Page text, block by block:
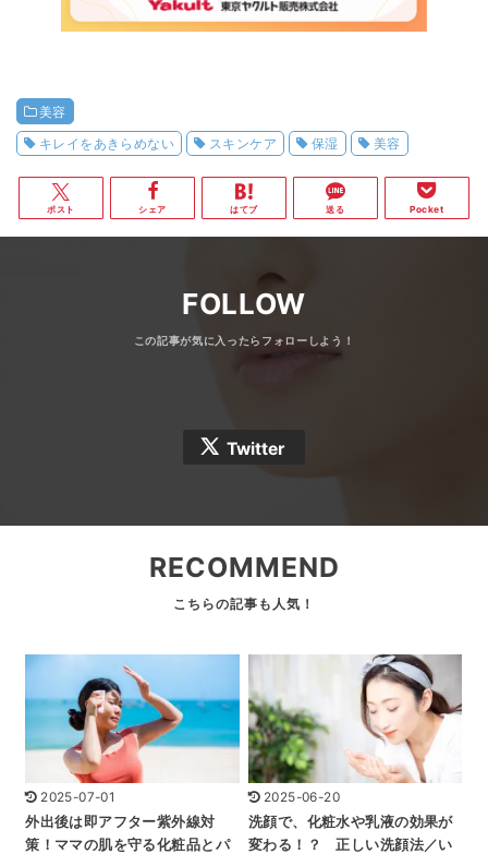
美容
キレイをあきらめない
スキンケア 保湿 美容
ポスト シェア はてブ 送る Pocket
FOLLOW
Twitter
RECOMMEND
2025-07-01
外出後は即アフター紫外線対
策！ママの肌を守る化粧品とパ
2025-06-20
洗顔で、化粧水や乳液の効果が
変わる！？ 正しい洗顔法／い